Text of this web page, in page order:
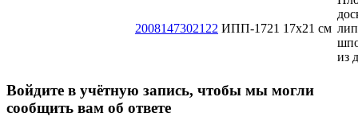
2008147302122 ИПП-1721 17х21 см
из
Войдите в учётную запись, чтобы мы могли
сообщить вам об ответе